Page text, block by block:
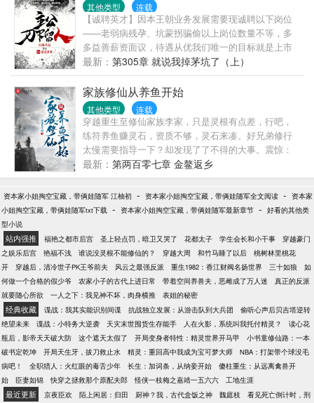
其他类型 连载
【诚聘英才】因本王朝业务发展需要现诚聘以下岗位
——老弱病残孕、坑蒙拐骗偷以上岗位数量不等，多
多益善薪资面议，待遇从优我们唯一的目标就是上市
成为全球唯一王朝！有意者请联系XX国XX郡XX县城
外仅一颗脑袋的张女士联系方式：onethree，
onethree，oneonethree。———————意外觉醒自
我意识的NPC张泱伪装人类玩家十几载，扛着恐怖通
胀，当牛做马十几年终于买了一块荒地。欢欢喜喜拿
着地契去官方登记，不料赶上服务器闪崩。再睁眼
——好消息，地契没丢。坏消息，荒地全是红名。更
坏的消息，她现在只剩一颗头，身体各自在地上躺
着。张泱：“……天杀的！”———————【姓名】：
———————PS：已完结种田争霸文《退下，让朕
来》（简体出版）、《女帝直播攻略》，休闲慢穿大
最新： 第305章 就说我掉茅坑了（上）
家族修仙从养鱼开始
其他类型 连载
穿越重生至修仙家族李家，只是灵根有点差，行吧，
练符养鱼赚灵石，资质不够，灵石来凑。好兄弟修行
太慢需要指导一下？却发现了了不得的大事。震惊：
四哥竟然是五灵根修士，却修出了三灵根的修练速
度。什么，老六竟然是暗灵根？我之前还怕你吃苦，
又怕你受累，才辛苦指导你修炼，你竟然是暗灵根！
好吧，李祥云第一次酸了。【凡人流】【家族流】
最新： 第两百零七章 金鳌返乡
资本家小姐掏空宝藏，带俩娃随军 江柚初 - 资本家小姐掏空宝藏，带俩娃随军全文阅读 -
资本家
小姐掏空宝藏，带俩娃随军txt下载 - 资本家小姐掏空宝藏，带俩娃随军最新章节 - 好看的其他类
型小说
站内强推 福艳之都市后宫 圣上轻点罚，暗卫又哭了 花都太子 学生会长和小干事
穿越豪门
之娱乐后宫
艳福不浅 谁说没灵根不能修仙的？ 穿越大周 和竹马睡了以后
桃树林里桃花
开
穿越后，清冷世子PK王爷前夫 风云之最强反派 重生1982：香江财阀名扬世界 三十如狼
如
何做一个合格的假少爷
农家小子的古代上进日常 带着空间养兽夫，恶雌成了万人迷
真正的反派
就要随心所欲
一人之下：我见神不坏，肉身横推 表姐的秘密
经典收藏 谍战：我其实能识别间谍 抗战独立发展：从游击队到大兵团
偷听心声后贝吉塔逆转
绝望未来
谍战：小特务大逆袭 天灾末世囤货生存能手 人在火影，系统叫我托付精灵？
读心花
瓶后，影帝天天破大防
这个遮天太假了 开局变身者特性：精灵世界开马甲
小书童修仙路：一本
破书定乾坤
开局天生牙，拔刀救止水 精灵：重回高中我成为宝可梦大师
NBA：打架带个球没毛
病吧！
全职猎人：火红眼的毒舌少年 长生：加词条，从纳妾开始
傻柱重生：从远离禽兽开
始
臣妻如锦 快穿之拯救那个原配夫郎 怪侠一枝梅之嘉靖一五六六 工地生涯
最近更新 京夜臣欢 陌上闲居：归田 厨神？我，古代盒饭之神 魏庭枝
看见死亡倒计时，刑